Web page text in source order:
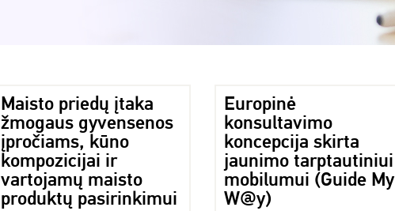
Maisto priedų įtaka
žmogaus gyvensenos
įpročiams, kūno
kompozicijai ir
vartojamų maisto
produktų pasirinkimui
Europinė
konsultavimo
koncepcija skirta
jaunimo tarptautiniui
mobilumui (Guide My
W@y)